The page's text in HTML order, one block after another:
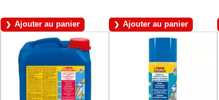
Ajouter au panier Ajouter au panier